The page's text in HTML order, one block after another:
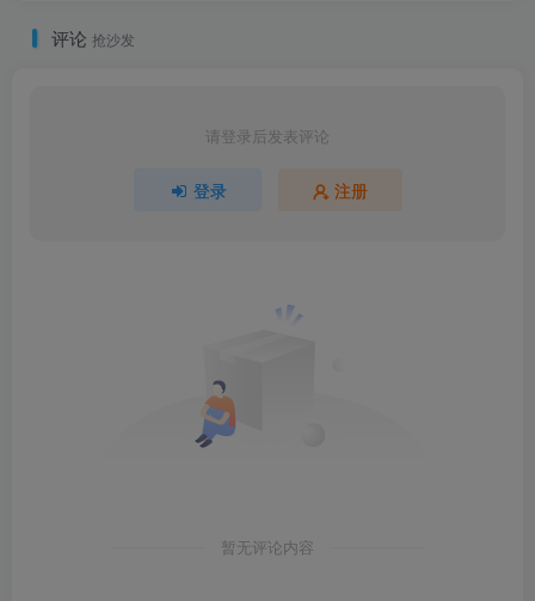
评论 抢沙发
请登录后发表评论
登录 注册
暂无评论内容